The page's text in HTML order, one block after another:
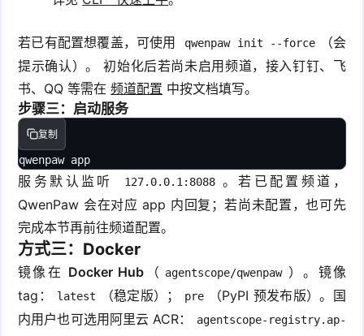
若已有配置想覆盖，可使用 qwenpaw init --force
（会
提示确认）。 初始化后若尚未启用频道，接入钉钉、飞
书、QQ 等需在频道配置 中按文档填写。
步骤三：启动服务
复制
qwenpaw app
服务默认监听 127.0.0.1:8088 。若已配置频道，
QwenPaw 会在对应 app 内回复；若尚未配置，也可先
完成本节再前往频道配置。
方式三：Docker
镜像在 Docker Hub （ agentscope/qwenpaw ）。镜像
tag：
latest （稳定版）； pre
（PyPI 预发布版）。国
内用户也可选用阿里云 ACR：
agentscope-registry.ap-